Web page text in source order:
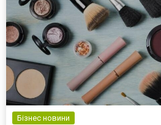
Бізнес новини